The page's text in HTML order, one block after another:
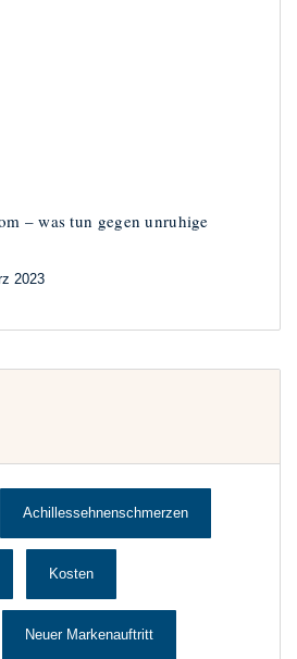
– was tun gegen unruhige
2023
Achillessehnenschmerzen
Kosten
Neuer Markenauftritt